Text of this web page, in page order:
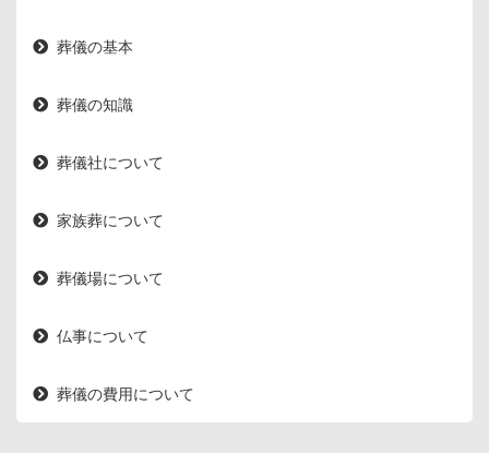
葬儀の基本
葬儀の知識
葬儀社について
家族葬について
葬儀場について
仏事について
葬儀の費用について